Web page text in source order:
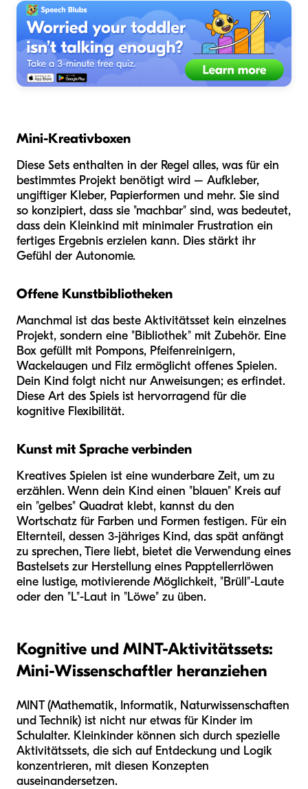
Mini-Kreativboxen
Diese Sets enthalten in der Regel alles, was für ein
bestimmtes Projekt benötigt wird – Aufkleber,
ungiftiger Kleber, Papierformen und mehr. Sie sind
so konzipiert, dass sie "machbar" sind, was bedeutet,
dass dein Kleinkind mit minimaler Frustration ein
fertiges Ergebnis erzielen kann. Dies stärkt ihr
Gefühl der Autonomie.
Offene Kunstbibliotheken
Manchmal ist das beste Aktivitätsset kein einzelnes
Projekt, sondern eine "Bibliothek" mit Zubehör. Eine
Box gefüllt mit Pompons, Pfeifenreinigern,
Wackelaugen und Filz ermöglicht offenes Spielen.
Dein Kind folgt nicht nur Anweisungen; es erfindet.
Diese Art des Spiels ist hervorragend für die
kognitive Flexibilität.
Kunst mit Sprache verbinden
Kreatives Spielen ist eine wunderbare Zeit, um zu
erzählen. Wenn dein Kind einen "blauen" Kreis auf
ein "gelbes" Quadrat klebt, kannst du den
Wortschatz für Farben und Formen festigen. Für ein
Elternteil, dessen 3-jähriges Kind, das spät anfängt
zu sprechen, Tiere liebt, bietet die Verwendung eines
Bastelsets zur Herstellung eines Papptellerrlöwen
eine lustige, motivierende Möglichkeit, "Brüll"-Laute
oder den "L"-Laut in "Löwe" zu üben.
Kognitive und MINT-Aktivitätssets:
Mini-Wissenschaftler heranziehen
MINT (Mathematik, Informatik, Naturwissenschaften
und Technik) ist nicht nur etwas für Kinder im
Schulalter. Kleinkinder können sich durch spezielle
Aktivitätssets, die sich auf Entdeckung und Logik
konzentrieren, mit diesen Konzepten
auseinandersetzen.